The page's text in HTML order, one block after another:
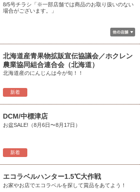
8/5号チラシ「※一部店舗では商品のお取り扱いのない
場合がございます。」
新着
北海道産青果物拡販宣伝協議会／ホクレン
農業協同組合連合会（北海道）
北海道産のにんじんは今が旬！！
新着
DCM/中標津店
お盆SALE!（8月6日〜8月17日）
エコラベルハンター1.5℃大作戦
お家やお店でエコラベルを探して賞品をあてよう！